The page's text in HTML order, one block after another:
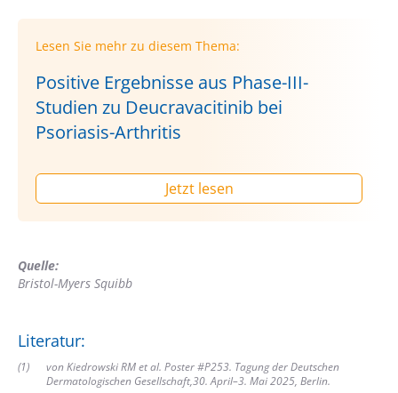
Lesen Sie mehr zu diesem Thema:
Positive Ergebnisse aus Phase-III-
Studien zu Deucravacitinib bei
Psoriasis-Arthritis
Jetzt lesen
Quelle:
Bristol-Myers Squibb
Literatur:
(1)
von Kiedrowski RM et al. Poster #P253. Tagung der Deutschen
Dermatologischen Gesellschaft,30. April–3. Mai 2025, Berlin.